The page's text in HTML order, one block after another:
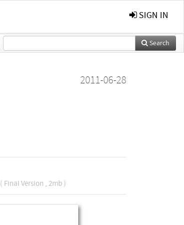
SIGN IN
Search
2011-06-28
( Final Version , 2mb )